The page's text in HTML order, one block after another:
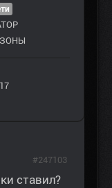
ставил?
#247103